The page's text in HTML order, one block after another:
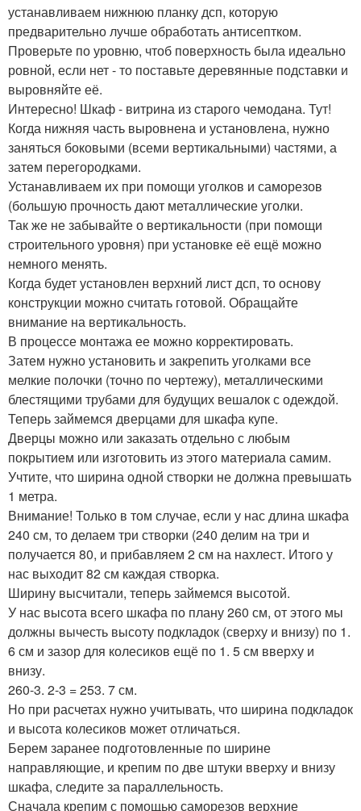
устанавливаем нижнюю планку дсп, которую
предварительно лучше обработать антисептком.
Проверьте по уровню, чтоб поверхность была идеально
ровной, если нет - то поставьте деревянные подставки и
выровняйте её.
Интересно! Шкаф - витрина из старого чемодана. Тут!
Когда нижняя часть выровнена и установлена, нужно
заняться боковыми (всеми вертикальными) частями, а
затем перегородками.
Устанавливаем их при помощи уголков и саморезов
(большую прочность дают металлические уголки.
Так же не забывайте о вертикальности (при помощи
строительного уровня) при установке её ещё можно
немного менять.
Когда будет установлен верхний лист дсп, то основу
конструкции можно считать готовой. Обращайте
внимание на вертикальность.
В процессе монтажа ее можно корректировать.
Затем нужно установить и закрепить уголками все
мелкие полочки (точно по чертежу), металлическими
блестящими трубами для будущих вешалок с одеждой.
Теперь займемся дверцами для шкафа купе.
Дверцы можно или заказать отдельно с любым
покрытием или изготовить из этого материала самим.
Учтите, что ширина одной створки не должна превышать
1 метра.
Внимание! Только в том случае, если у нас длина шкафа
240 см, то делаем три створки (240 делим на три и
получается 80, и прибавляем 2 см на нахлест. Итого у
нас выходит 82 см каждая створка.
Ширину высчитали, теперь займемся высотой.
У нас высота всего шкафа по плану 260 см, от этого мы
должны вычесть высоту подкладок (сверху и внизу) по 1.
6 см и зазор для колесиков ещё по 1. 5 см вверху и
внизу.
260-3. 2-3 = 253. 7 см.
Но при расчетах нужно учитывать, что ширина подкладок
и высота колесиков может отличаться.
Берем заранее подготовленные по ширине
направляющие, и крепим по две штуки вверху и внизу
шкафа, следите за параллельность.
Сначала крепим с помощью саморезов верхние